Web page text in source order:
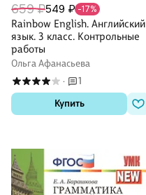
659 ₽549 ₽ -17%
Rainbow English. Английский
язык. 3 класс. Контрольные
работы
Ольга Афанасьева
·
1
Купить